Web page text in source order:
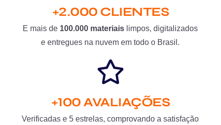
+2.000 CLIENTES
E mais de 100.000 materiais limpos, digitalizados
e entregues na nuvem em todo o Brasil.
+100 AVALIAÇÕES
Verificadas e 5 estrelas, comprovando a satisfação